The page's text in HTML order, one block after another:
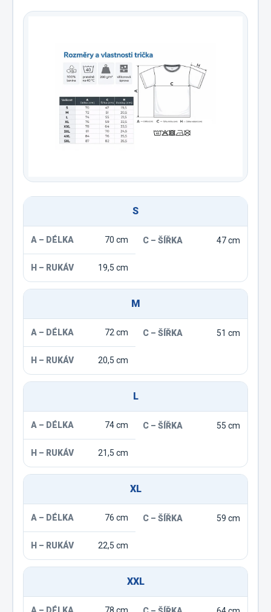
S
70 cm 47 cm
19,5 cm
M
72 cm 51 cm
20,5 cm
L
74 cm 55 cm
21,5 cm
XL
76 cm 59 cm
22,5 cm
XXL